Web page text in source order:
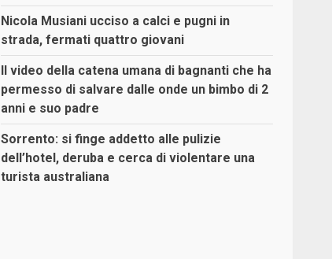
Nicola Musiani ucciso a calci e pugni in
strada, fermati quattro giovani
Il video della catena umana di bagnanti che ha
permesso di salvare dalle onde un bimbo di 2
anni e suo padre
Sorrento: si finge addetto alle pulizie
dell’hotel, deruba e cerca di violentare una
turista australiana